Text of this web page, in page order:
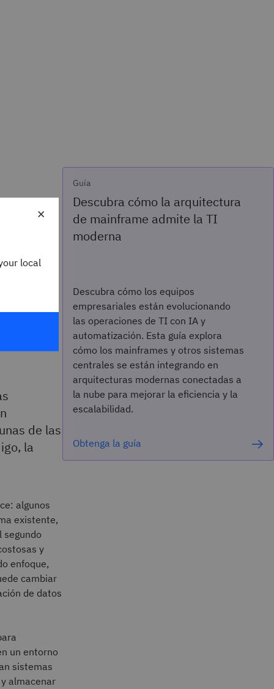
de las
la
algunos
existente,
segundo
y
enfoque,
cambiar
de datos
un entorno
sistemas
almacenar
Guía
Descubra cómo la arquitectura
de mainframe admite la TI
moderna
Descubra cómo los equipos
empresariales están evolucionando
las operaciones de TI con IA y
automatización. Esta guía explora
cómo los mainframes y otros sistemas
centrales se están integrando en
arquitecturas modernas conectadas a
la nube para mejorar la eficiencia y la
escalabilidad.
Obtenga la guía
×
local